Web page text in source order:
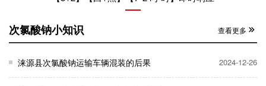
次氯酸钠小知识 查看更多
涞源县次氯酸钠运输车辆混装的后果 2024-12-26